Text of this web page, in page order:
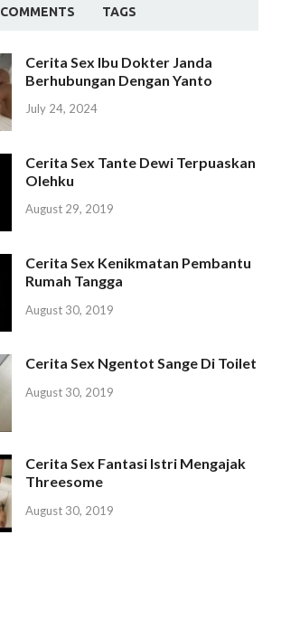
COMMENTS TAGS
Cerita Sex Ibu Dokter Janda
Berhubungan Dengan Yanto
July 24, 2024
Cerita Sex Tante Dewi Terpuaskan
Olehku
August 29, 2019
Cerita Sex Kenikmatan Pembantu
Rumah Tangga
August 30, 2019
Cerita Sex Ngentot Sange Di Toilet
August 30, 2019
Cerita Sex Fantasi Istri Mengajak
Threesome
August 30, 2019